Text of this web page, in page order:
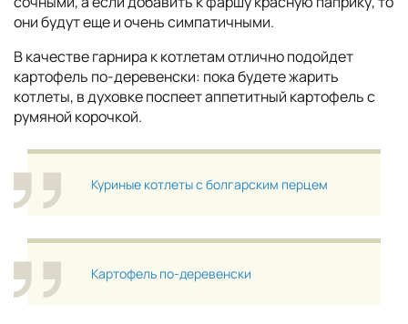
они будут еще и очень симпатичными.
В качестве гарнира к котлетам отлично подойдет
картофель по-деревенски: пока будете жарить
котлеты, в духовке поспеет аппетитный картофель с
румяной корочкой.
Куриные котлеты с болгарским перцем
Картофель по-деревенски